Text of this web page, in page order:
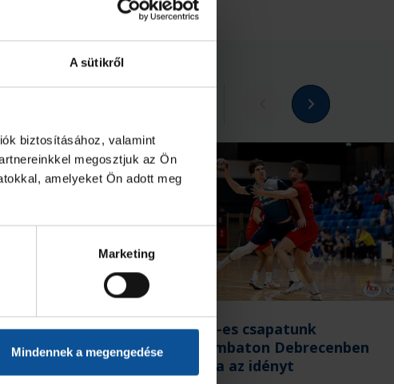
A sütikről
biztosításához, valamint
megosztjuk az Ön
amelyeket Ön adott meg
Marketing
Mindennek a megengedése
Vladan Jordovics.
végeztek
az NB I/B-ben
U21-es csapatunk
szombaton Debrecenben
zárja az idényt